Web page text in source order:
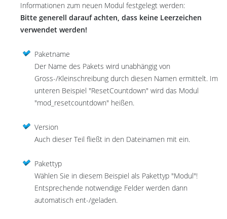
Informationen zum neuen Modul festgelegt werden:
Bitte generell darauf achten, dass keine Leerzeichen
verwendet werden!
Paketname
Der Name des Pakets wird unabhängig von
Gross-/Kleinschreibung durch diesen Namen ermittelt. Im
unteren Beispiel "ResetCountdown" wird das Modul
"mod_resetcountdown" heißen.
Version
Auch dieser Teil fließt in den Dateinamen mit ein.
Pakettyp
Wählen Sie in diesem Beispiel als Pakettyp "Modul"!
Entsprechende notwendige Felder werden dann
automatisch ent-/geladen.